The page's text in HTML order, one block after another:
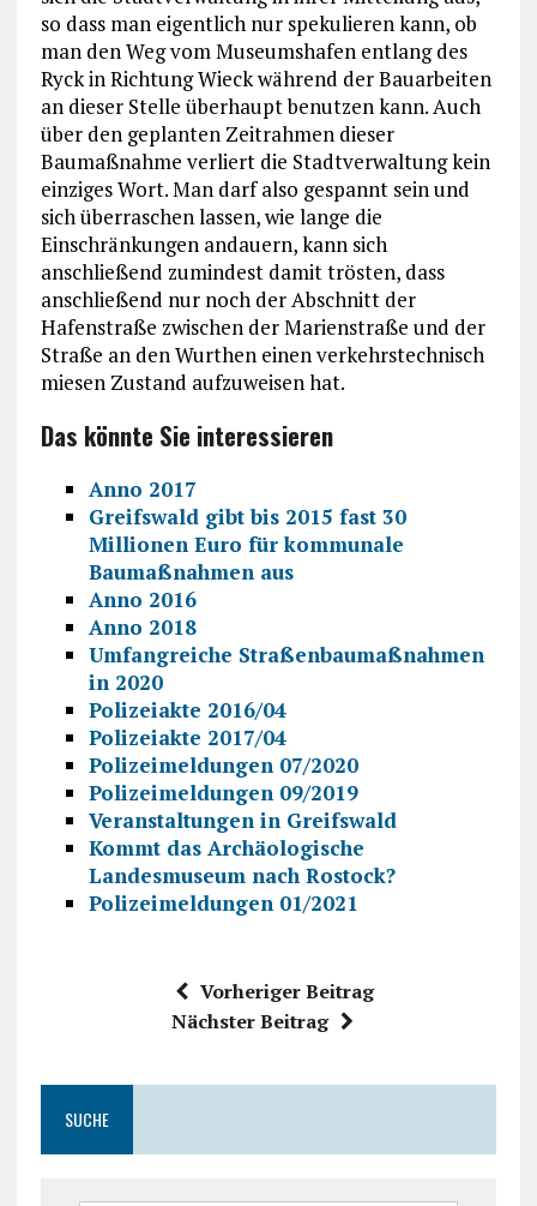
so dass man eigentlich nur spekulieren kann, ob
man den Weg vom Museumshafen entlang des
Ryck in Richtung Wieck während der Bauarbeiten
an dieser Stelle überhaupt benutzen kann. Auch
über den geplanten Zeitrahmen dieser
Baumaßnahme verliert die Stadtverwaltung kein
einziges Wort. Man darf also gespannt sein und
sich überraschen lassen, wie lange die
Einschränkungen andauern, kann sich
anschließend zumindest damit trösten, dass
anschließend nur noch der Abschnitt der
Hafenstraße zwischen der Marienstraße und der
Straße an den Wurthen einen verkehrstechnisch
miesen Zustand aufzuweisen hat.
Das könnte Sie interessieren
Anno 2017
Greifswald gibt bis 2015 fast 30
Millionen Euro für kommunale
Baumaßnahmen aus
Anno 2016
Anno 2018
Umfangreiche Straßenbaumaßnahmen
in 2020
Polizeiakte 2016/04
Polizeiakte 2017/04
Polizeimeldungen 07/2020
Polizeimeldungen 09/2019
Veranstaltungen in Greifswald
Kommt das Archäologische
Landesmuseum nach Rostock?
Polizeimeldungen 01/2021
Vorheriger Beitrag
Nächster Beitrag
SUCHE